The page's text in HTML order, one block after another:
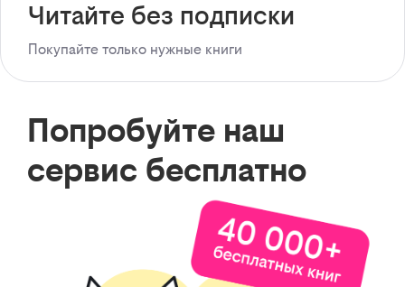
Читайте без подписки
Покупайте только нужные книги
Попробуйте наш
сервис бесплатно